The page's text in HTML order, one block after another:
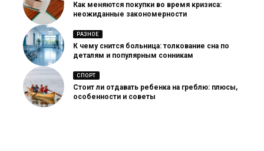
Как меняются покупки во время кризиса:
неожиданные закономерности
РАЗНОЕ
К чему снится больница: толкование сна по
деталям и популярным сонникам
СПОРТ
Стоит ли отдавать ребенка на греблю: плюсы,
особенности и советы